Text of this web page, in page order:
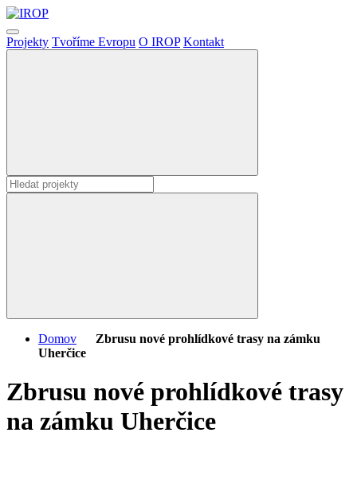
Projekty Tvoříme Evropu O IROP Kontakt
Domov
Zbrusu nové prohlídkové trasy na zámku
Uherčice
Zbrusu nové prohlídkové trasy
na zámku Uherčice